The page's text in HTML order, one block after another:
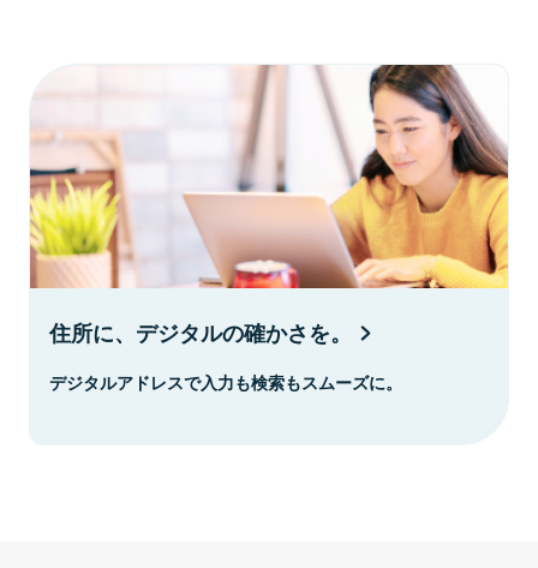
住所に、デジタルの確かさを。
デジタルアドレスで入力も検索もスムーズに。